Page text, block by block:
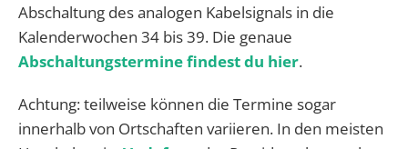
Abschaltung des analogen Kabelsignals in die
Kalenderwochen 34 bis 39. Die genaue
Abschaltungstermine findest du hier.
Achtung: teilweise können die Termine sogar
innerhalb von Ortschaften variieren. In den meisten